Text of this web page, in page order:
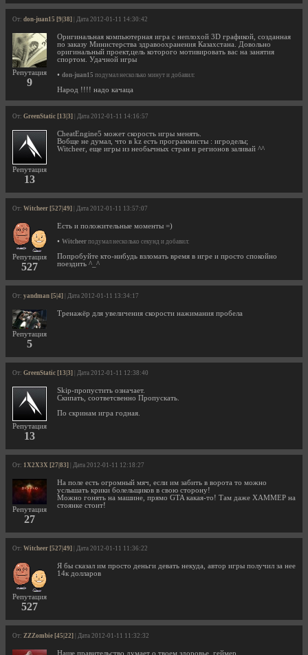
От: don-juan15 [9|38] | Дата 2012-01-11 14:30:42
Репутация
9
Оригинальная компьютерная игра с неплохой 3D графикой, созданная
по заказу Министерства здравоохранения Казахстана. Довольно
оригинальный проект,цель которого мотивировать вас на занятия
спортом. Удачной игры
• don-juan15 подумал несколько минут и добавил:
Народ !!!! надо качаца
От: GreenStatic [13|3] | Дата 2012-01-11 14:16:57
Репутация
13
CheatEngine5 может скорость игры менять.
Вобще не думал, что в kz есть программисты : игроделы;
Witcheer, еще игры из необычных стран и регионов заливай ^^
От: Witcheer [527|49] | Дата 2012-01-11 13:57:07
Репутация
527
Есть и положительные моменты =)
• Witcheer подумал несколько секунд и добавил:
Попробуйте кто-нибудь взломать время в игре и просто спокойно
поездить ^_^
От: yandman [5|4] | Дата 2012-01-11 13:34:17
Репутация
5
Тренажёр для увеличения скорости нажимания пробела
От: GreenStatic [13|3] | Дата 2012-01-11 12:38:40
Репутация
13
Skip-пропустить означает.
Скипать, соответсвенно Пропускать.
По скринам игра годная.
От: 1X2X3X [27|83] | Дата 2012-01-11 12:18:27
Репутация
27
На поле есть огромный мяч, если им забить в ворота то можно
услышать крики болельщиков в свою сторону!
Можно гонять на машине, прямо GTA какая-то! Там даже ХАММЕР на
стоянке стоит!
От: Witcheer [527|49] | Дата 2012-01-11 11:36:22
Репутация
527
Я бы сказал им просто деньги девать некуда, автор игры получил за нее
14к долларов
От: ZZZombie [45|22] | Дата 2012-01-11 11:32:32
Наше правительство думает о твоем здоровье, геймер...